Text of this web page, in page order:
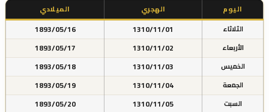
اليوم الهجري
الميلادي
الثلاثاء
1310/11/01
1893/05/16
الأربعاء 1310/11/02
1893/05/17
الخميس 1310/11/03
1893/05/18
الجمعة 1310/11/04
1893/05/19
السبت 1310/11/05
1893/05/20